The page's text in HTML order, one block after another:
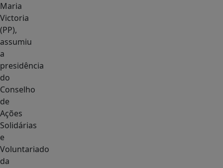
Maria
Victoria
(PP),
assumiu
a
presidência
do
Conselho
de
Ações
Solidárias
e
Voluntariado
da